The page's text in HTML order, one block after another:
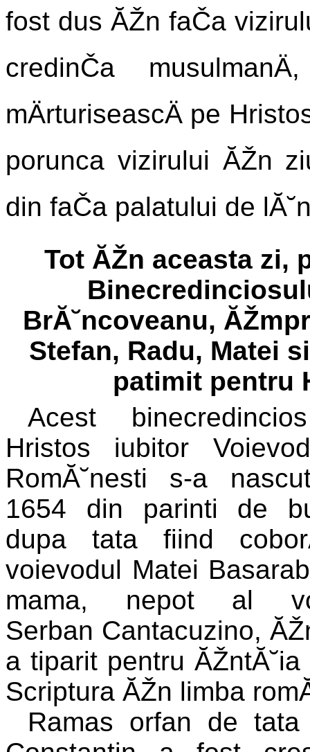
fost dus ĂŽn faČa
credinČa
mÄrturiseascÄ pe
porunca vizirului ĂŽn
din faČa palatului de
Tot ĂŽn aceasta zi,
BrĂ˘ncoveanu,
Stefan, Radu, Matei
patimit pentru
Acest
Hristos iubitor
RomĂ˘nesti s-a
1654 din parinti de
dupa tata fiind
voievodul Matei
mama, nepot al
Serban Cantacuzino,
a tiparit pentru
Scriptura ĂŽn limba
Ramas orfan de